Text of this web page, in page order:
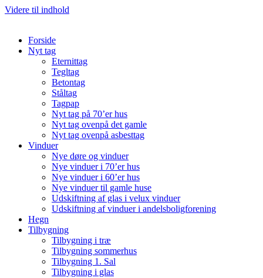
Videre til indhold
Forside
Nyt tag
Eternittag
Tegltag
Betontag
Ståltag
Tagpap
Nyt tag på 70’er hus
Nyt tag ovenpå det gamle
Nyt tag ovenpå asbesttag
Vinduer
Nye døre og vinduer
Nye vinduer i 70’er hus
Nye vinduer i 60’er hus
Nye vinduer til gamle huse
Udskiftning af glas i velux vinduer
Udskiftning af vinduer i andelsboligforening
Hegn
Tilbygning
Tilbygning i træ
Tilbygning sommerhus
Tilbygning 1. Sal
Tilbygning i glas